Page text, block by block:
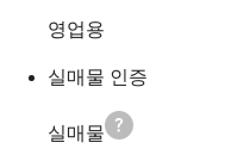
영업용
실매물 인증
실매물